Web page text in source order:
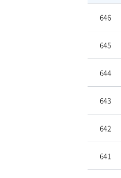
646
645
644
643
642
641